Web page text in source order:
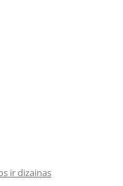
ir dizainas